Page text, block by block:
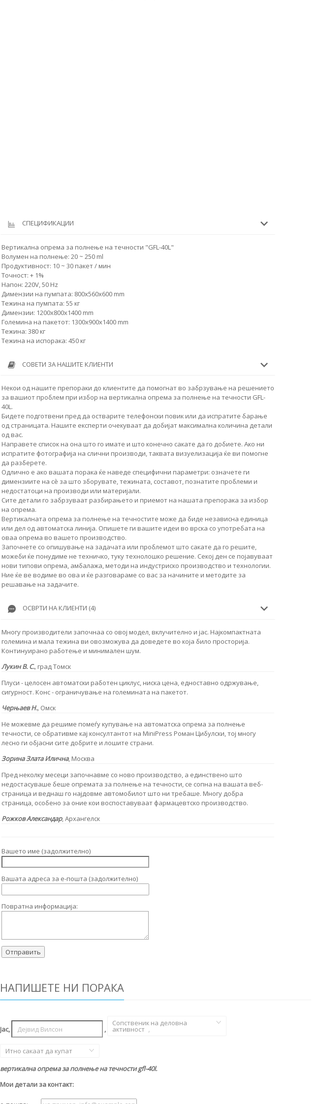
СПЕЦИФИКАЦИИ
Вертикална опрема за полнење на течности "GFL-40L"
Волумен на полнење: 20 ~ 250 ml
Продуктивност: 10 ~ 30 пакет / мин
Точност: + 1%
Напон: 220V, 50 Hz
Димензии на пумпата: 800x560x600 mm
Тежина на пумпата: 55 кг
Димензии: 1200x800x1400 mm
Големина на пакетот: 1300x900x1400 mm
Тежина: 380 кг
Тежина на испорака: 450 кг
СОВЕТИ ЗА НАШИТЕ КЛИЕНТИ
Некои од нашите препораки до клиентите да помогнат во забрзување на решението
за вашиот проблем при избор на вертикална опрема за полнење на течности GFL-
40L.
Бидете подготвени пред да остварите телефонски повик или да испратите барање
од страницата. Нашите експерти очекуваат да добијат максимална количина детали
од вас.
Направете список на она што го имате и што конечно сакате да го добиете. Ако ни
испратите фотографија на слични производи, таквата визуелизација ќе ви помогне
да разберете.
Одлично е ако вашата порака ќе наведе специфични параметри: означете ги
димензиите на сè за што зборувате, тежината, составот, познатите проблеми и
недостатоци на производи или материјали.
Сите детали го забрзуваат разбирањето и приемот на нашата препорака за избор
на опрема.
Вертикалната опрема за полнење на течностите може да биде независна единица
или дел од автоматска линија. Опишете ги вашите идеи во врска со употребата на
оваа опрема во вашето производство.
Започнете со опишување на задачата или проблемот што сакате да го решите,
можеби ќе понудиме не техничко, туку технолошко решение. Секој ден се појавуваат
нови типови опрема, амбалажа, методи на индустриско производство и технологии.
Ние ќе ве водиме во ова и ќе разговараме со вас за начините и методите за
решавање на задачите.
ОСВРТИ НА КЛИЕНТИ (4)
Многу производители започнаа со овој модел, вклучително и јас. Најкомпактната
големина и мала тежина ви овозможува да доведете во која било просторија.
Континуирано работење и минимален шум.
Лукин В. С., град Томск
Плуси - целосен автоматски работен циклус, ниска цена, едноставно одржување,
сигурност. Конс - ограничување на големината на пакетот.
Черњаев Н., Омск
Не можевме да решиме помеѓу купување на автоматска опрема за полнење
течности, се обративме кај консултантот на MiniPress Роман Цибулски, тој многу
лесно ги објасни сите добрите и лошите страни.
Зорина Злата Илична, Москва
Пред неколку месеци започнавме со ново производство, а единствено што
недостасуваше беше опремата за полнење на течности, се сопна на вашата веб-
страница и веднаш го најдовме автомобилот што ни требаше. Многу добра
страница, особено за оние кои воспоставуваат фармацевтско производство.
Рожков Александар,Архангелск
Вашето име (задолжително)
Вашата адреса за е-пошта (задолжително)
Повратна информација:
НАПИШЕТЕ НИ ПОРАКА
Јас, ,
Сопственик на деловна
активност
Итно сакаат да купат
вертикална опрема за полнење на течности gfl-40l.
Мои детали за контакт: